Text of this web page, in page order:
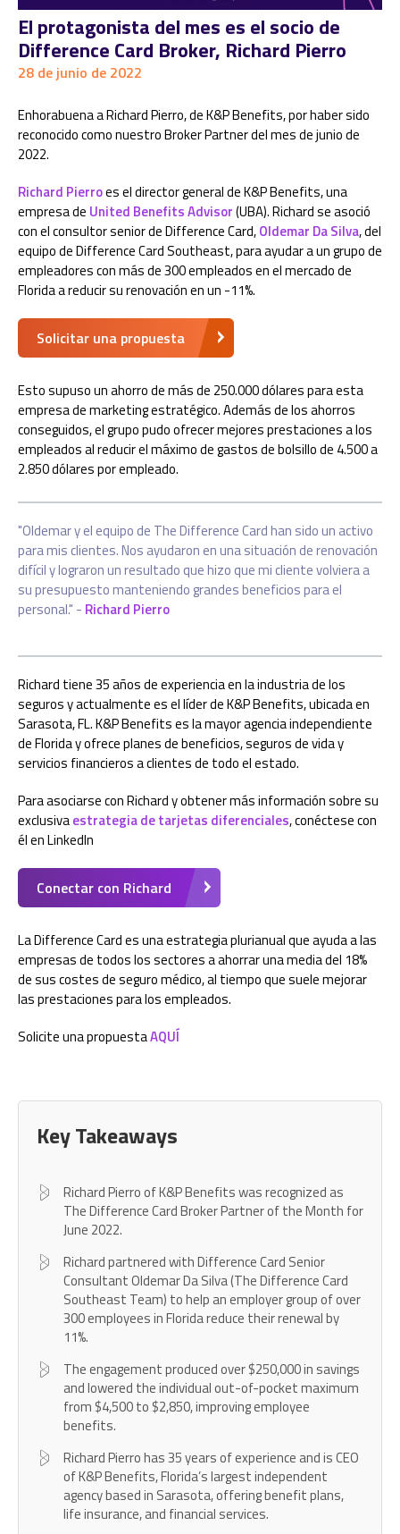
El protagonista del mes es el socio de
Difference Card Broker, Richard Pierro
28 de junio de 2022
Enhorabuena a Richard Pierro, de K&P Benefits, por haber sido
reconocido como nuestro Broker Partner del mes de junio de
2022.
Richard Pierroes el director general de K&P Benefits, una
empresa de United Benefits Advisor(UBA). Richard se asoció
con el consultor senior de Difference Card,Oldemar Da Silva, del
equipo de Difference Card Southeast, para ayudar a un grupo de
empleadores con más de 300 empleados en el mercado de
Florida a reducir su renovación en un -11%.
Solicitar una propuesta
Esto supuso un ahorro de más de 250.000 dólares para esta
empresa de marketing estratégico. Además de los ahorros
conseguidos, el grupo pudo ofrecer mejores prestaciones a los
empleados al reducir el máximo de gastos de bolsillo de 4.500 a
2.850 dólares por empleado.
"Oldemar y el equipo de The Difference Card han sido un activo
para mis clientes. Nos ayudaron en una situación de renovación
difícil y lograron un resultado que hizo que mi cliente volviera a
su presupuesto manteniendo grandes beneficios para el
personal." - Richard Pierro
Richard tiene 35 años de experiencia en la industria de los
seguros y actualmente es el líder de K&P Benefits, ubicada en
Sarasota, FL. K&P Benefits es la mayor agencia independiente
de Florida y ofrece planes de beneficios, seguros de vida y
servicios financieros a clientes de todo el estado.
Para asociarse con Richard y obtener más información sobre su
exclusivaestrategia de tarjetas diferenciales, conéctese con
él en LinkedIn
Conectar con Richard
La Difference Card es una estrategia plurianual que ayuda a las
empresas de todos los sectores a ahorrar una media del 18%
de sus costes de seguro médico, al tiempo que suele mejorar
las prestaciones para los empleados.
Solicite una propuestaAQUÍ
Key Takeaways
Richard Pierro of K&P Benefits was recognized as
The Difference Card Broker Partner of the Month for
June 2022.
Richard partnered with Difference Card Senior
Consultant Oldemar Da Silva (The Difference Card
Southeast Team) to help an employer group of over
300 employees in Florida reduce their renewal by
11%.
The engagement produced over $250,000 in savings
and lowered the individual out-of-pocket maximum
from $4,500 to $2,850, improving employee
benefits.
Richard Pierro has 35 years of experience and is CEO
of K&P Benefits, Florida’s largest independent
agency based in Sarasota, offering benefit plans,
life insurance, and financial services.